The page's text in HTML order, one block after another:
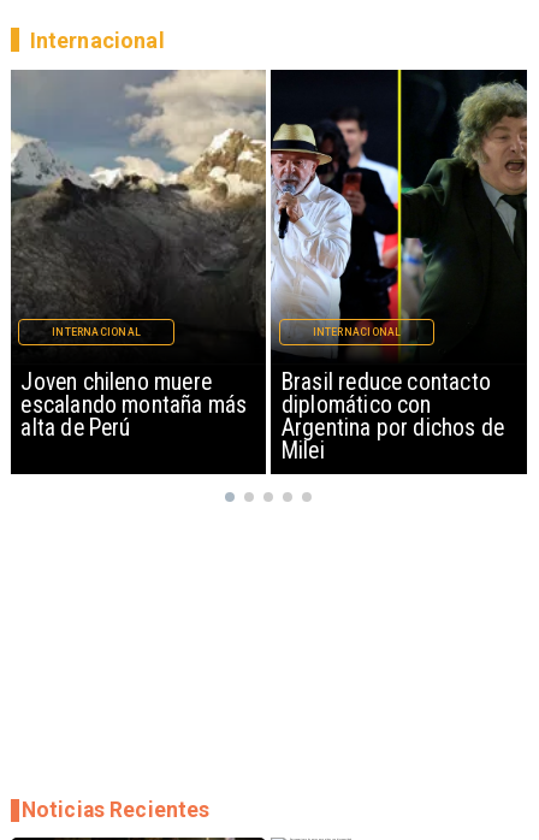
Brasil reduce contacto
diplomático con
Argentina por dichos de
INTERNACIONAL
China restringe
exportación de drones a
EEUU y sanciona
empresas
INTERNACIONAL
Internacional
Noticias Recientes